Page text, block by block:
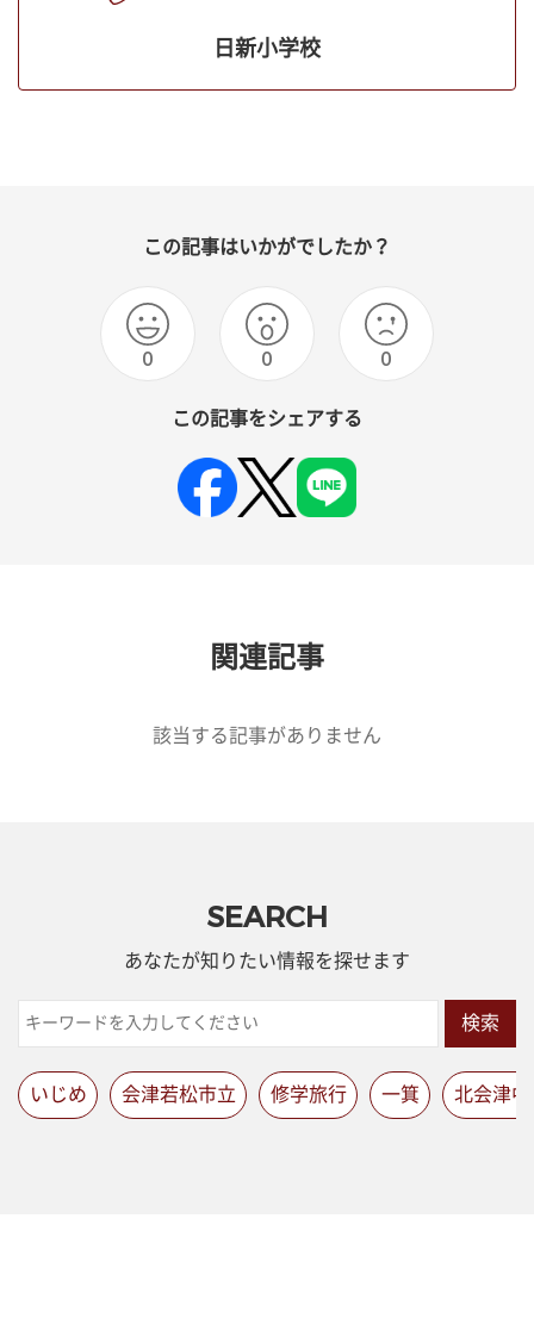
日新小学校
この記事はいかがでしたか？
0 0 0
この記事をシェアする
関連記事
該当する記事がありません
SEARCH
あなたが知りたい情報を探せます
検索
いじめ 会津若松市立 修学旅行 一箕 北会津中